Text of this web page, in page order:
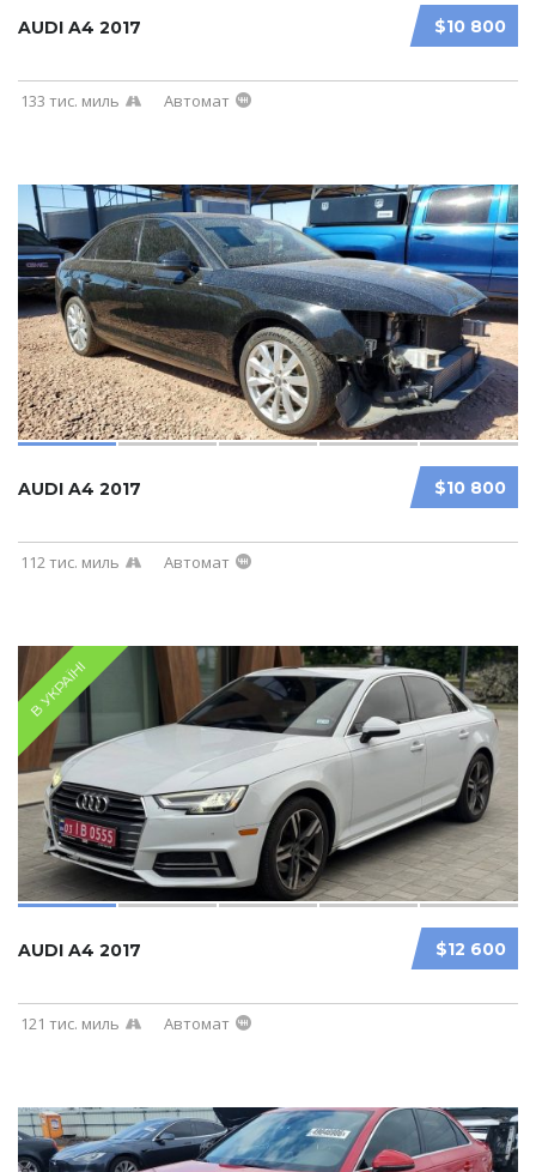
$10 800
AUDI A4 2017
133 тис. миль Автомат
$10 800
AUDI A4 2017
112 тис. миль Автомат
В УКРАЇНІ
$12 600
AUDI A4 2017
121 тис. миль Автомат